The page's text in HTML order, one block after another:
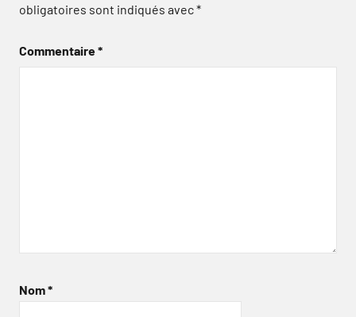
obligatoires sont indiqués avec*
Commentaire*
Nom*